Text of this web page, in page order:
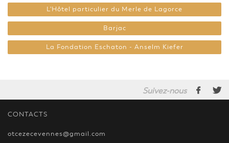
L'Hôtel particulier du Merle de Lagorce
Barjac
La Fondation Eschaton - Anselm Kiefer
Suivez-nous
CONTACTS
otcezecevennes@gmail.com